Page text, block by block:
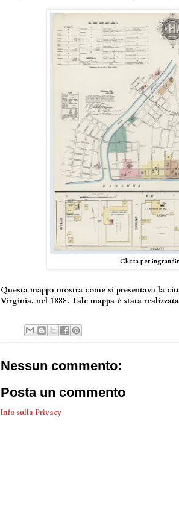
Clicca per
Questa mappa mostra come si presentava la
Virginia, nel 1888. Tale mappa è stata
Nessun commento:
Posta un commento
Info sulla Privacy